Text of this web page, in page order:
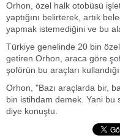
Orhon, özel halk otobüsü
yaptığını belirterek, artık
yapmak istemediğini ve bu
Türkiye genelinde 20 bin
getiren Orhon, araca göre
şoförün bu araçları
Orhon, "Bazı araçlarda bir,
bin istihdam demek. Yani bu
diye konuştu.